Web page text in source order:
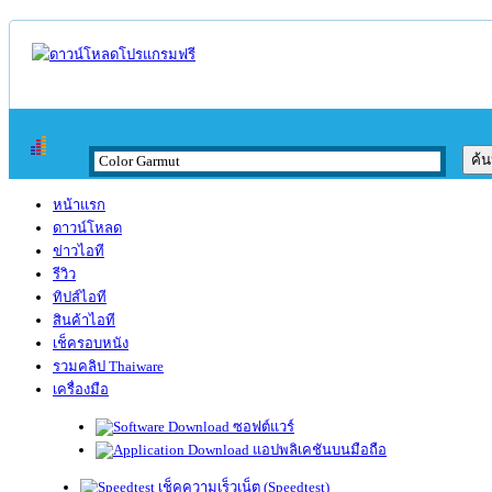
หน้าแรก
ดาวน์โหลด
ข่าวไอที
รีวิว
ทิปส์ไอที
สินค้าไอที
เช็ครอบหนัง
รวมคลิป Thaiware
เครื่องมือ
ซอฟต์แวร์
แอปพลิเคชันบนมือถือ
เช็คความเร็วเน็ต (Speedtest)